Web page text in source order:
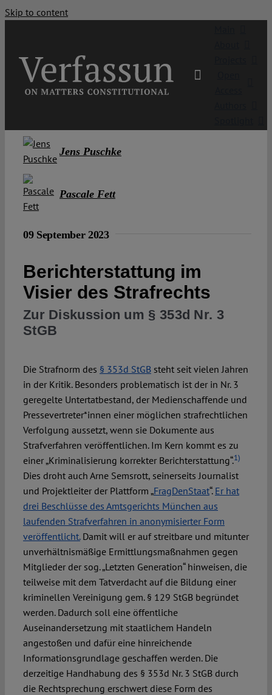
Skip to content
Jens Puschke
Pascale Fett
09 September 2023
Berichterstattung im
Visier des Strafrechts
Zur Diskussion um § 353d Nr. 3
StGB
Die Strafnorm des § 353d StGBsteht seit vielen Jahren
in der Kritik. Besonders problematisch ist der in Nr. 3
geregelte Untertatbestand, der Medienschaffende und
Pressevertreter*innen einer möglichen strafrechtlichen
Verfolgung aussetzt, wenn sie Dokumente aus
Strafverfahren veröffentlichen. Im Kern kommt es zu
einer „Kriminalisierung korrekter Berichterstattung“.1)
Dies droht auch Arne Semsrott, seinerseits Journalist
und Projektleiter der Plattform „FragDenStaat“. Er hat
drei Beschlüsse des Amtsgerichts München aus
laufenden Strafverfahren in anonymisierter Form
veröffentlicht.Damit will er auf streitbare und mitunter
unverhältnismäßige Ermittlungsmaßnahmen gegen
Mitglieder der sog. „Letzten Generation“ hinweisen, die
teilweise mit dem Tatverdacht auf die Bildung einer
kriminellen Vereinigung gem. § 129 StGB begründet
werden. Dadurch soll eine öffentliche
Auseinandersetzung mit staatlichem Handeln
angestoßen und dafür eine hinreichende
Informationsgrundlage geschaffen werden. Die
derzeitige Handhabung des § 353d Nr. 3 StGB durch
die Rechtsprechung erschwert diese Form des